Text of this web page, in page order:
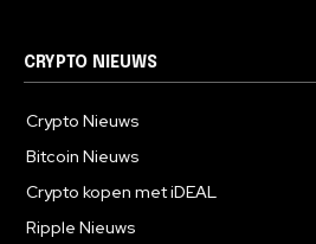
CRYPTO NIEUWS
Crypto Nieuws
Bitcoin Nieuws
Crypto kopen met iDEAL
Ripple Nieuws